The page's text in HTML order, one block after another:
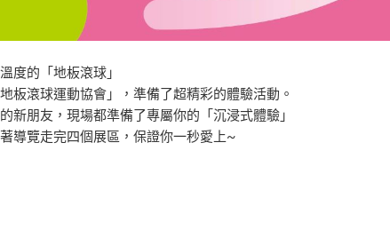
度的「地板滾球」
板滾球運動協會」，準備了超精彩的體驗活動。
新朋友，現場都準備了專屬你的「沉浸式體驗」
導覽走完四個展區，保證你一秒愛上~